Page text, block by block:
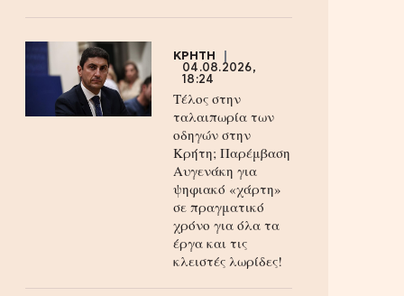
ΚΡΗΤΗ
04.08.2026,
18:24
Τέλος στην
ταλαιπωρία των
οδηγών στην
Κρήτη; Παρέμβαση
Αυγενάκη για
ψηφιακό «χάρτη»
σε πραγματικό
χρόνο για όλα τα
έργα και τις
κλειστές λωρίδες!